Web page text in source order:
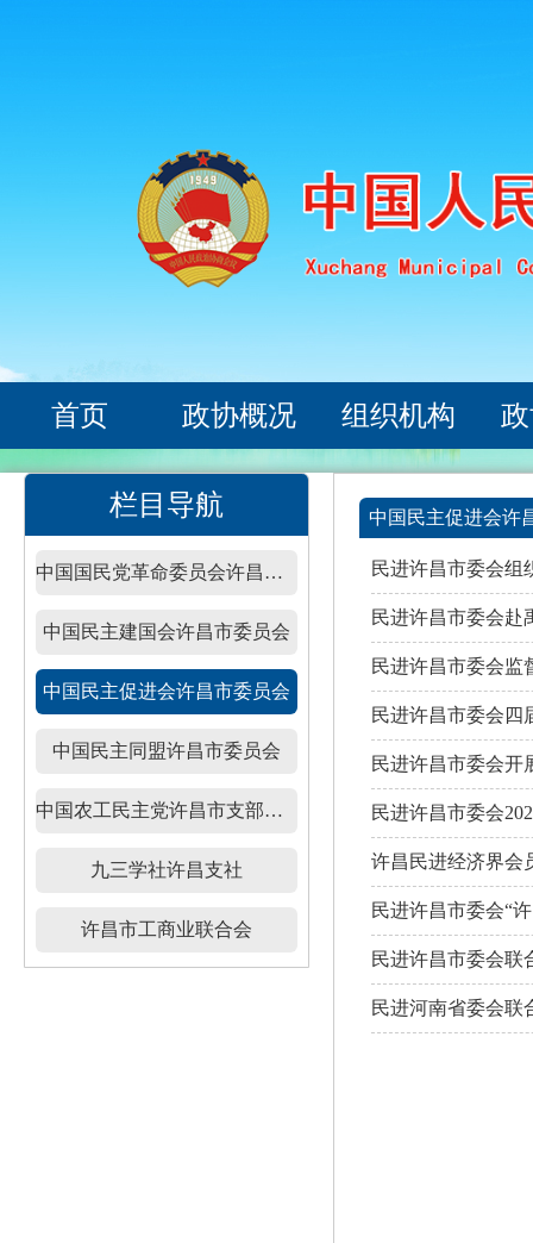
首页 政协概况 组织机构
栏目导航
中国国民党革命委员会许昌市委员会
中国民主建国会许昌市委员会
中国民主促进会许昌市委员会
中国民主同盟许昌市委员会
中国农工民主党许昌市支部委员会
九三学社许昌支社
许昌市工商业联合会
中国民主促进会许
民进许昌市委会组
民进许昌市委会赴
民进许昌市委会监
民进许昌市委会四
民进许昌市委会开
民进许昌市委会
许昌民进经济界会
民进许昌市委会“
民进许昌市委会联
民进河南省委会联